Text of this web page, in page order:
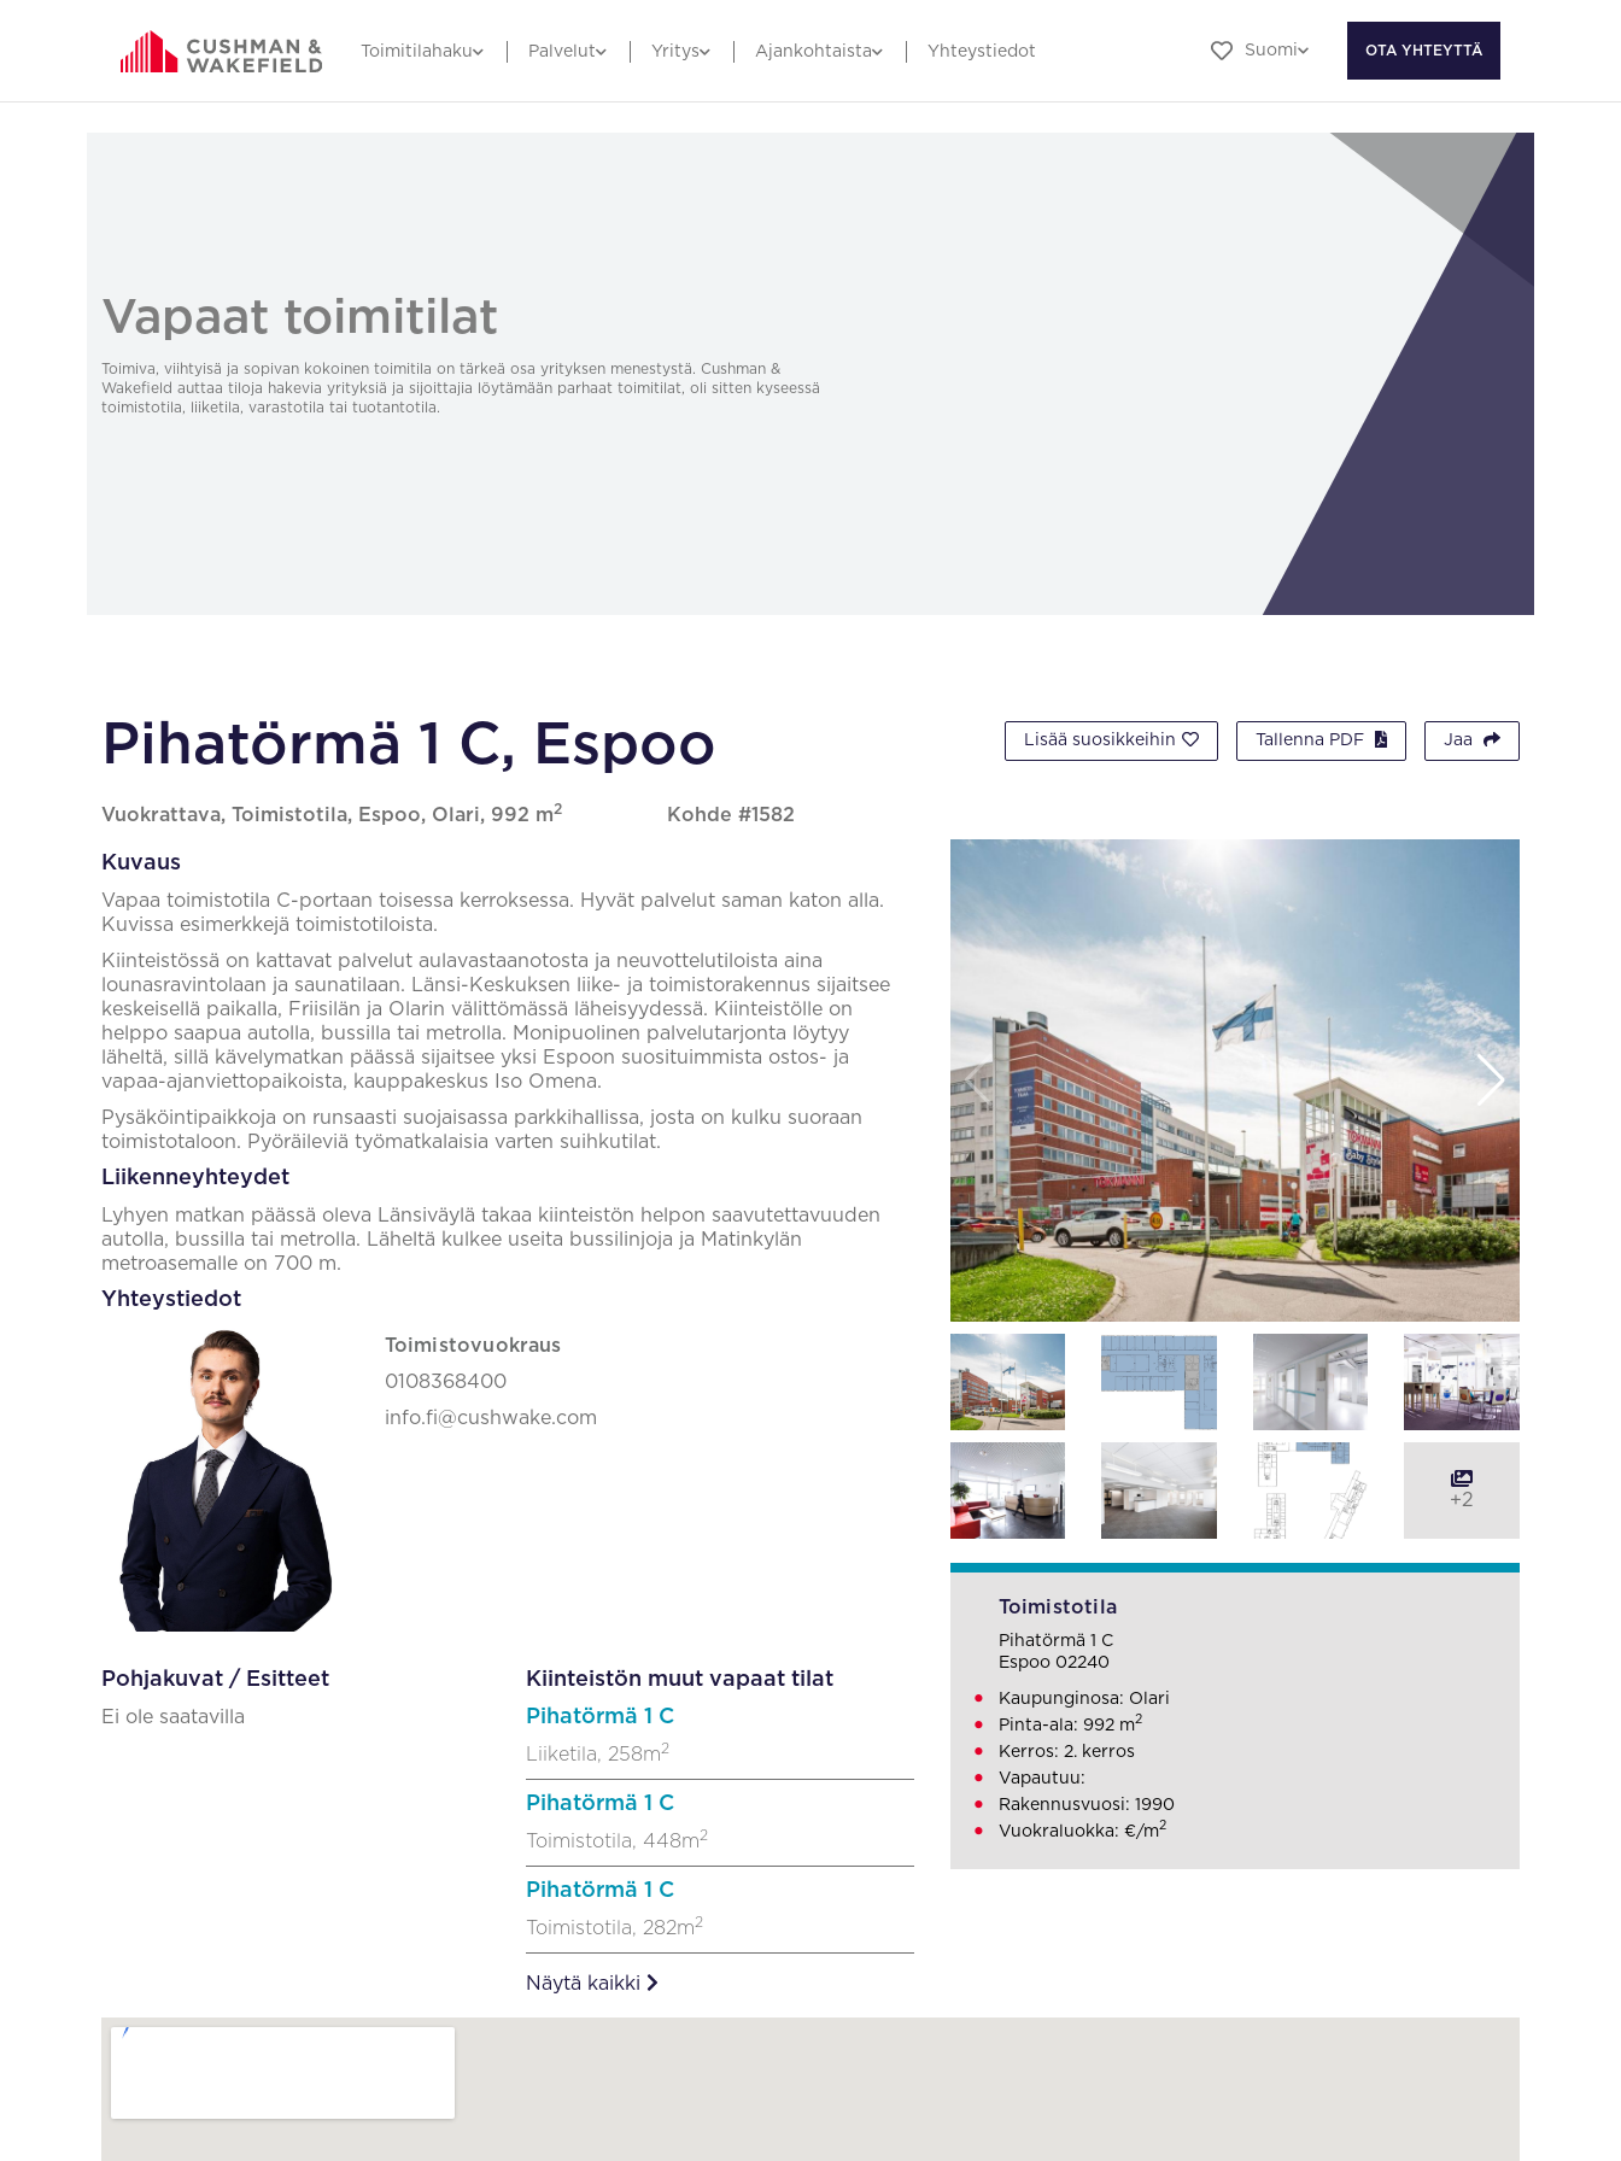
Toimitilahaku Palvelut Yritys Ajankohtaista Yhteystiedot Suomi OTA YHTEYTTÄ
Vapaat toimitilat
Toimiva, viihtyisä ja sopivan kokoinen toimitila on tärkeä osa yrityksen menestystä. Cushman &
Wakefield auttaa tiloja hakevia yrityksiä ja sijoittajia löytämään parhaat toimitilat, oli sitten kyseessä
toimistotila, liiketila, varastotila tai tuotantotila.
Pihatörmä 1 C, Espoo
Vuokrattava, Toimistotila, Espoo, Olari, 992 m2 Kohde #1582
Lisää suosikkeihin Tallenna PDF Jaa
Kuvaus
Vapaa toimistotila C-portaan toisessa kerroksessa. Hyvät palvelut saman katon alla.
Kuvissa esimerkkejä toimistotiloista.
Kiinteistössä on kattavat palvelut aulavastaanotosta ja neuvottelutiloista aina
lounasravintolaan ja saunatilaan. Länsi-Keskuksen liike- ja toimistorakennus sijaitsee
keskeisellä paikalla, Friisilän ja Olarin välittömässä läheisyydessä. Kiinteistölle on
helppo saapua autolla, bussilla tai metrolla. Monipuolinen palvelutarjonta löytyy
läheltä, sillä kävelymatkan päässä sijaitsee yksi Espoon suosituimmista ostos- ja
vapaa-ajanviettopaikoista, kauppakeskus Iso Omena.
Pysäköintipaikkoja on runsaasti suojaisassa parkkihallissa, josta on kulku suoraan
toimistotaloon. Pyöräileviä työmatkalaisia varten suihkutilat.
Liikenneyhteydet
Lyhyen matkan päässä oleva Länsiväylä takaa kiinteistön helpon saavutettavuuden
autolla, bussilla tai metrolla. Läheltä kulkee useita bussilinjoja ja Matinkylän
metroasemalle on 700 m.
Yhteystiedot
Toimistovuokraus
0108368400
info.fi@cushwake.com
Pohjakuvat / Esitteet
Ei ole saatavilla
Kiinteistön muut vapaat tilat
Pihatörmä 1 C
Liiketila, 258m2
Pihatörmä 1 C
Toimistotila, 448m2
Pihatörmä 1 C
Toimistotila, 282m2
Näytä kaikki
+2
Toimistotila
Pihatörmä 1 C
Espoo 02240
Kaupunginosa: Olari
Pinta-ala: 992 m2
Kerros: 2. kerros
Vapautuu:
Rakennusvuosi: 1990
Vuokraluokka: €/m2